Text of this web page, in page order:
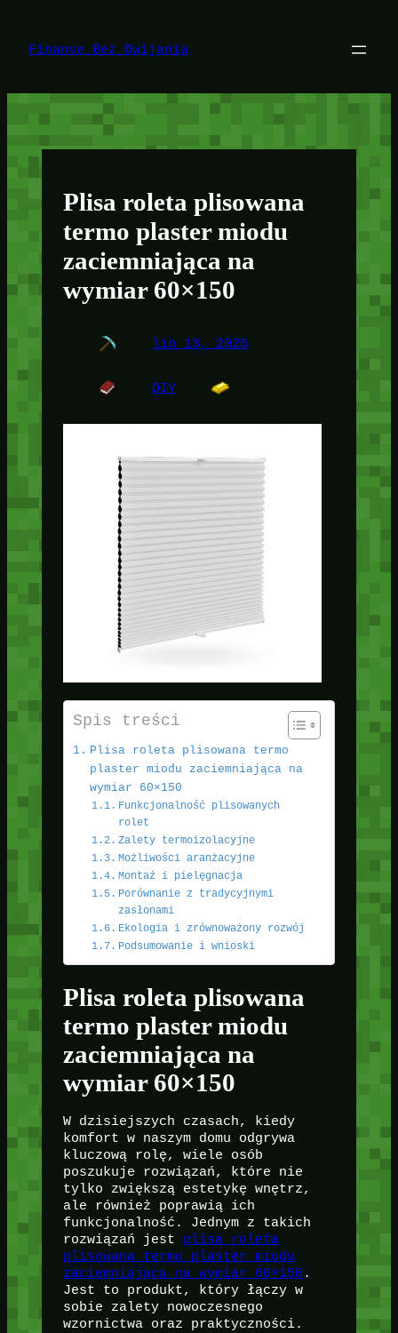
treści
Finanse Bez Owijania
Plisa roleta plisowana
termo plaster miodu
zaciemniająca na
wymiar 60×150
lip 13, 2025
DIY
Spis treści
Plisa roleta plisowana termo
plaster miodu zaciemniająca na
wymiar 60×150
Funkcjonalność plisowanych
rolet
Zalety termoizolacyjne
Możliwości aranżacyjne
Montaż i pielęgnacja
Porównanie z tradycyjnymi
zasłonami
Ekologia i zrównoważony rozwój
Podsumowanie i wnioski
Plisa roleta plisowana
termo plaster miodu
zaciemniająca na
wymiar 60×150
W dzisiejszych czasach, kiedy
komfort w naszym domu odgrywa
kluczową rolę, wiele osób
poszukuje rozwiązań, które nie
tylko zwiększą estetykę wnętrz,
ale również poprawią ich
funkcjonalność. Jednym z takich
rozwiązań jest plisa roleta
plisowana termo plaster miodu
zaciemniająca na wymiar 60×150 .
Jest to produkt, który łączy w
sobie zalety nowoczesnego
wzornictwa oraz praktyczności.